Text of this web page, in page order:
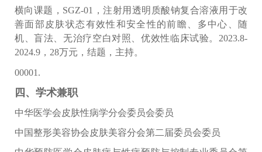
横向课题， SGZ-01，注射用透明质酸钠复合溶液用于改
善面部皮肤状态有效性和安全性的前瞻、多中心、随
机、盲法、无治疗空白对照、优效性临床试验。 2023.8-
2024.9 ， 28万元，结题，主持。
00001.
四、学术兼职
中华医学会皮肤性病学分会委员会委员
中国整形美容协会皮肤美容分会第二届委员会委员